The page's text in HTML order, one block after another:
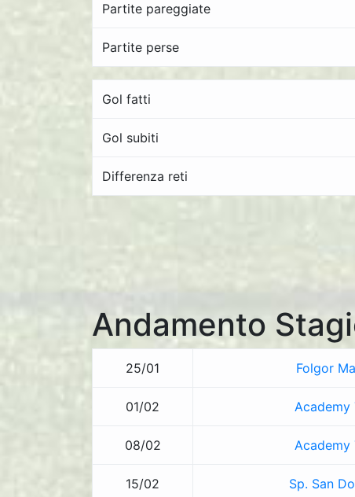
Partite pareggiate
Partite perse
Gol fatti
Gol subiti
Differenza reti
Andamento
25/01 Folgor
01/02 Academy
08/02 Academy
15/02 Sp. San